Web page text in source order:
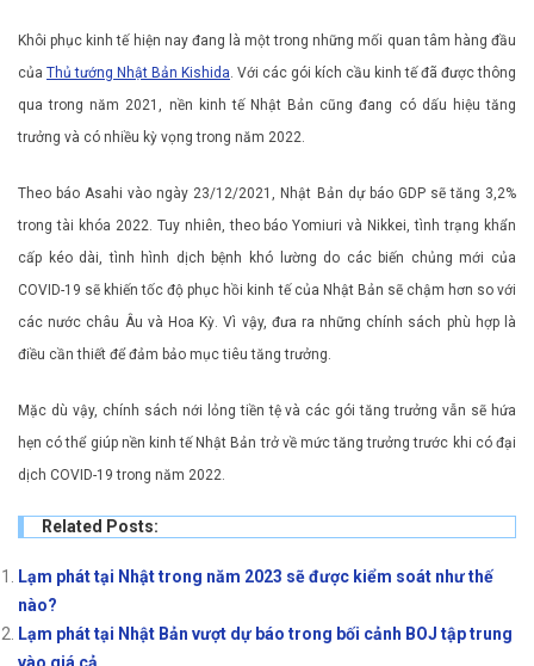
Khôi phục kinh tế hiện nay đang là một trong những mối quan tâm hàng đầu
của Thủ tướng Nhật Bản Kishida. Với các gói kích cầu kinh tế đã được thông
qua trong năm 2021, nền kinh tế Nhật Bản cũng đang có dấu hiệu tăng
trưởng và có nhiều kỳ vọng trong năm 2022.
Theo báo Asahi vào ngày 23/12/2021, Nhật Bản dự báo GDP sẽ tăng 3,2%
trong tài khóa 2022. Tuy nhiên, theo báo Yomiuri và Nikkei, tình trạng khẩn
cấp kéo dài, tình hình dịch bệnh khó lường do các biến chủng mới của
COVID-19 sẽ khiến tốc độ phục hồi kinh tế của Nhật Bản sẽ chậm hơn so với
các nước châu Âu và Hoa Kỳ. Vì vậy, đưa ra những chính sách phù hợp là
điều cần thiết để đảm bảo mục tiêu tăng trưởng.
Mặc dù vậy, chính sách nới lỏng tiền tệ và các gói tăng trưởng vẫn sẽ hứa
hẹn có thể giúp nền kinh tế Nhật Bản trở về mức tăng trưởng trước khi có đại
dịch COVID-19 trong năm 2022.
Related Posts:
Lạm phát tại Nhật trong năm 2023 sẽ được kiểm soát như thế
nào?
Lạm phát tại Nhật Bản vượt dự báo trong bối cảnh BOJ tập trung